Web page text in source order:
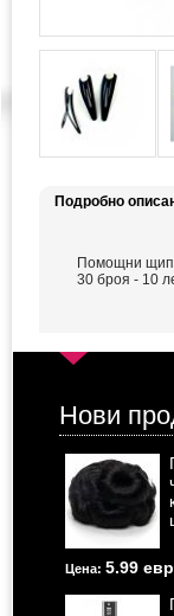
Подробно
Помощни
30 броя - 10
Нови
Цена: 5.99